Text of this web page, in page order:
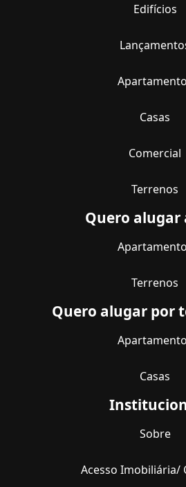
Edifícios
Casas
Comercial
Terrenos
Quero alugar
Terrenos
Quero alugar por
Casas
Sobre
Acesso Imobiliária/